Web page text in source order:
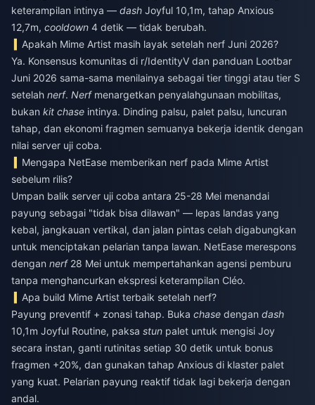
keterampilan intinya — dash Joyful 10,1m, tahap Anxious
12,7m, cooldown 4 detik — tidak berubah.
Apakah Mime Artist masih layak setelah nerf Juni 2026?
Ya. Konsensus komunitas di r/IdentityV dan panduan Lootbar
Juni 2026 sama-sama menilainya sebagai tier tinggi atau tier S
setelah nerf. Nerfmenargetkan penyalahgunaan mobilitas,
bukan kit chase intinya. Dinding palsu, palet palsu, luncuran
tahap, dan ekonomi fragmen semuanya bekerja identik dengan
nilai server uji coba.
Mengapa NetEase memberikan nerf pada Mime Artist
sebelum rilis?
Umpan balik server uji coba antara 25-28 Mei menandai
payung sebagai "tidak bisa dilawan" — lepas landas yang
kebal, jangkauan vertikal, dan jalan pintas celah digabungkan
untuk menciptakan pelarian tanpa lawan. NetEase merespons
dengan nerf28 Mei untuk mempertahankan agensi pemburu
tanpa menghancurkan ekspresi keterampilan Cléo.
Apa build Mime Artist terbaik setelah nerf?
Payung preventif + zonasi tahap. Buka chase dengan dash
10,1m Joyful Routine, paksa stun palet untuk mengisi Joy
secara instan, ganti rutinitas setiap 30 detik untuk bonus
fragmen +20%, dan gunakan tahap Anxious di klaster palet
yang kuat. Pelarian payung reaktif tidak lagi bekerja dengan
andal.